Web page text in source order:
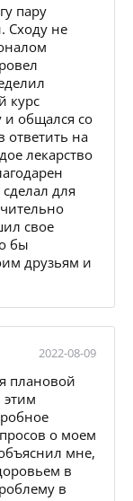
пару
Сходу не
курс
и общался со
ответить на
лекарство
для
свое
бы
друзьям и
2022-08-09
плановой
этим
о моем
мне,
в
в